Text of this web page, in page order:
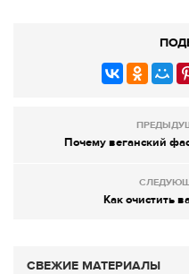
Почему веганский
Как очистить
СВЕЖИЕ МАТЕРИАЛЫ